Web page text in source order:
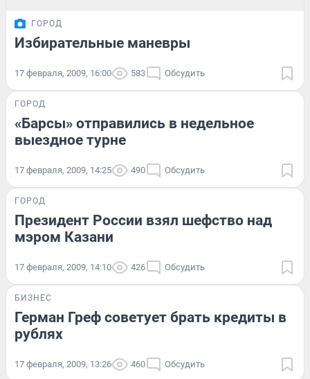
ГОРОД
Избирательные маневры
17 февраля, 2009, 16:00 583 Обсудить
ГОРОД
«Барсы» отправились в недельное
выездное турне
17 февраля, 2009, 14:25 490 Обсудить
ГОРОД
Президент России взял шефство над
мэром Казани
17 февраля, 2009, 14:10 426 Обсудить
БИЗНЕС
Герман Греф советует брать кредиты в
рублях
17 февраля, 2009, 13:26 460 Обсудить